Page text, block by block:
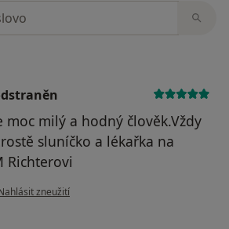
moc milý a hodný člověk.Vždy
sluníčko a lékařka na
Richterovi
názoru uživatele Váš účet byl odstraněn
zneužití